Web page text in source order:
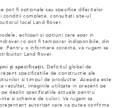
pot fi optionale sau specifice diferitelor
complete, consultati site-ul
local Land Rover.
echipari si optiuni care apar in
pot fi temporar indisponibile, din
Pentru o informare corecta, va rugam sa
Land Rover.
și specificații. Deficitul global de
specificatiile de constructie ale
si timpul de productie. Aceasta este
rezultat, imaginile utilizate in prezent pe
deplin specificatiile actuale pentru
si scheme de culori. Va rugam sa
autorizat care va putea confirma